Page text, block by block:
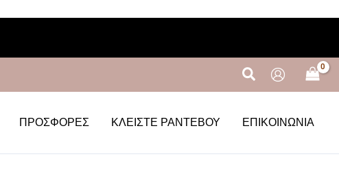
Αναζήτηση
ΠΡΟΣΦΟΡΈΣ ΚΛΕΊΣΤΕ ΡΑΝΤΕΒΟΎ ΕΠΙΚΟΙΝΩΝΊΑ